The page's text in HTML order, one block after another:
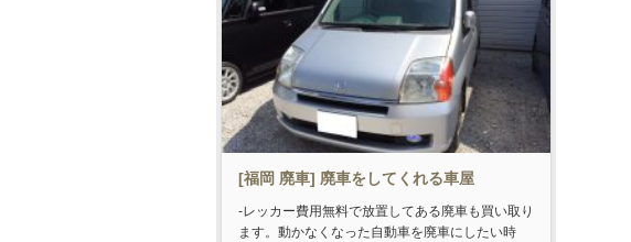
[福岡 廃車] 廃車をしてくれる車屋
-レッカー費用無料で放置してある廃車も買い取り
ます。動かなくなった自動車を廃車にしたい時